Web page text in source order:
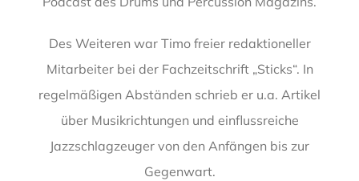
Des Weiteren war Timo freier redaktioneller
Mitarbeiter bei der Fachzeitschrift „Sticks“. In
regelmäßigen Abständen schrieb er u.a. Artikel
über Musikrichtungen und einflussreiche
Jazzschlagzeuger von den Anfängen bis zur
Gegenwart.